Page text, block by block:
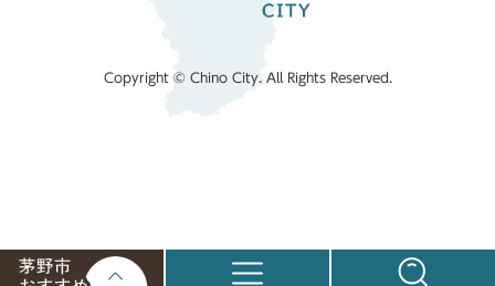
Copyright © Chino City. All Rights Reserved.